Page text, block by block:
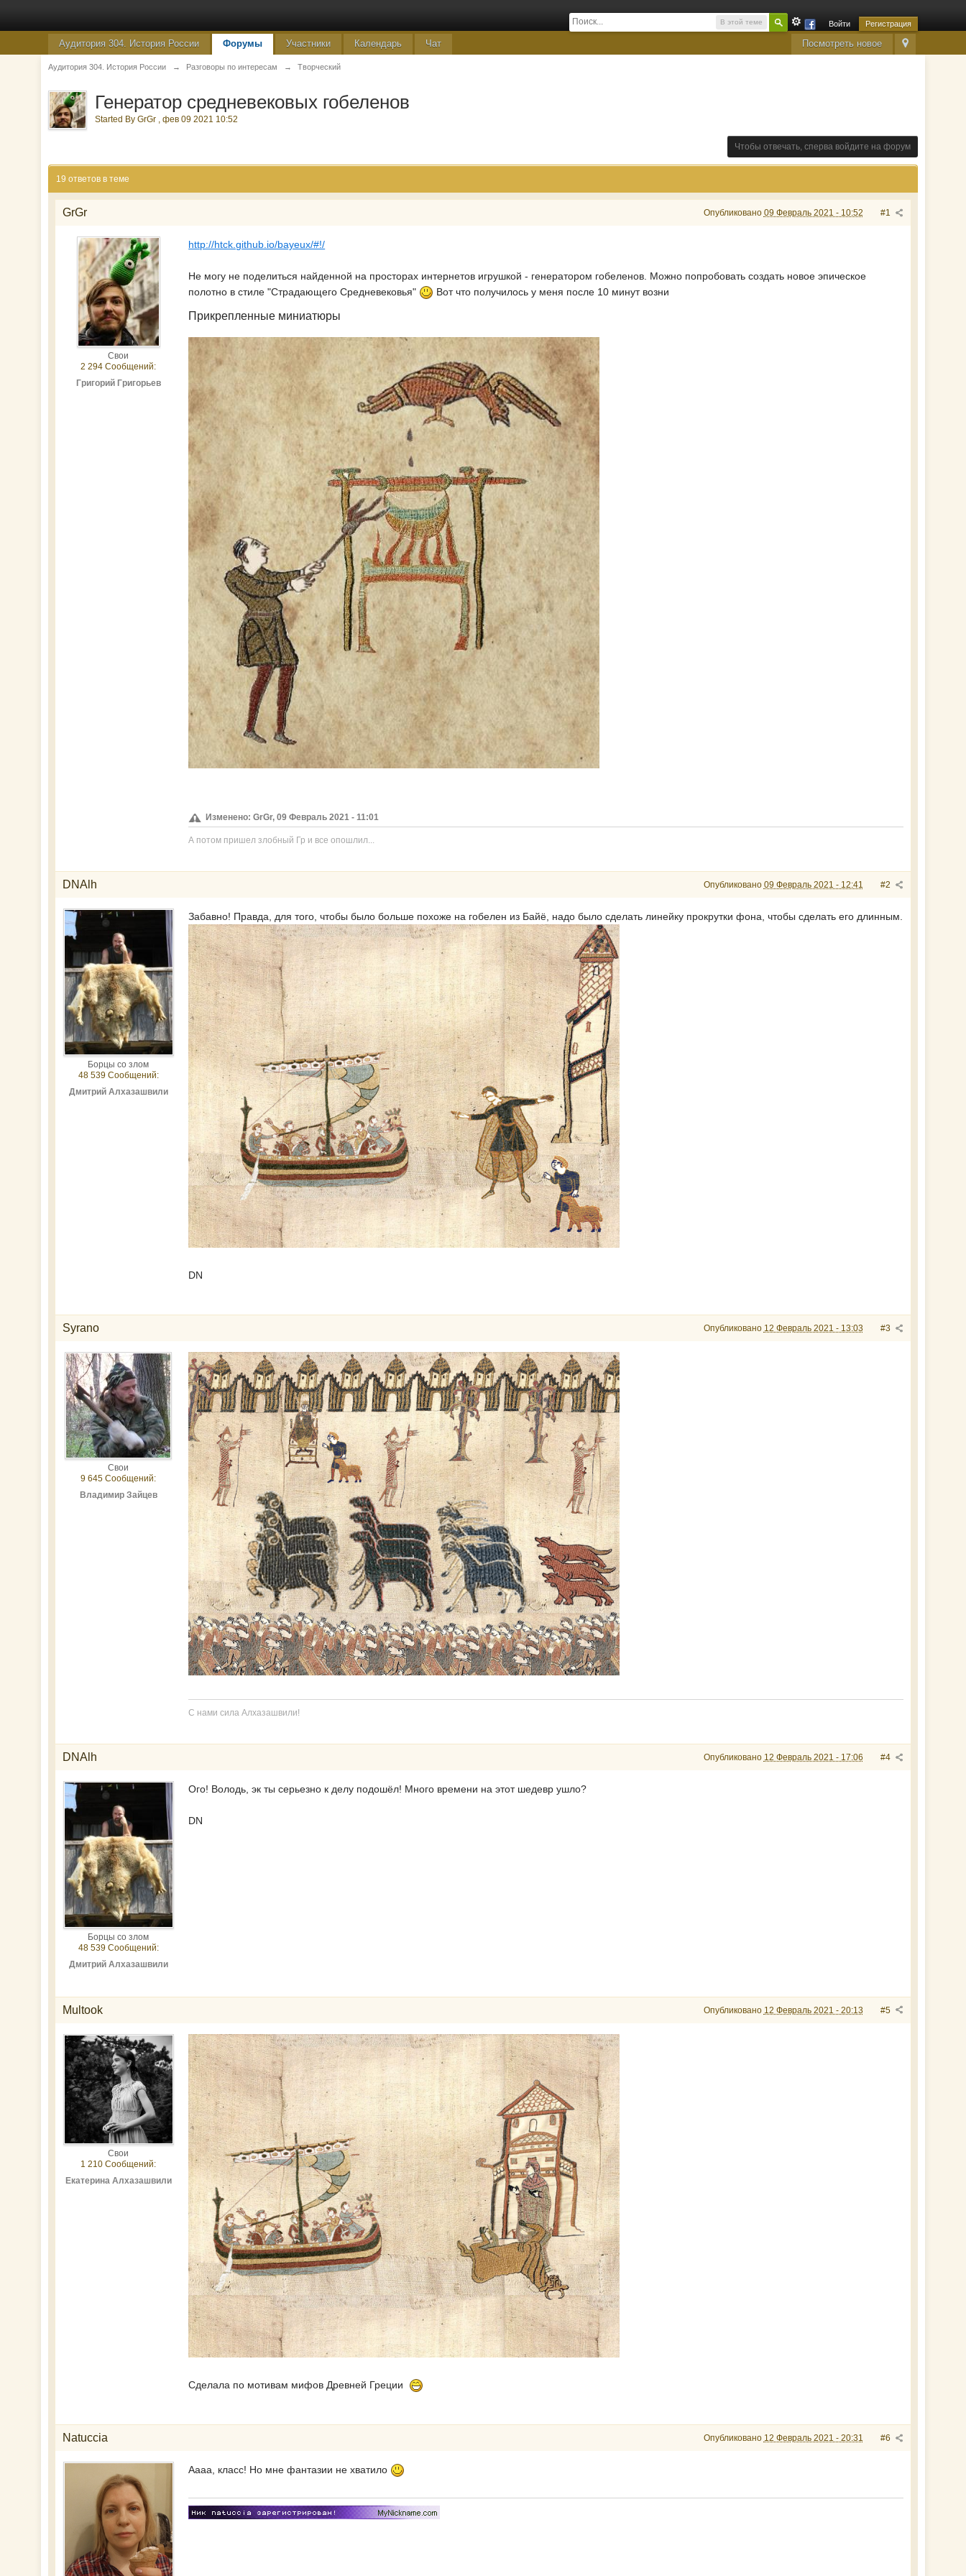
В этой теме Войти Регистрация
Посмотреть новое
Аудитория 304. История России Форумы Участники Календарь Чат
Аудитория 304. История России → Разговоры по интересам → Творческий
Генератор средневековых гобеленов
Started ByGrGr ,фев 09 2021 10:52
Чтобы отвечать, сперва войдите на форум
19 ответов в теме
#1
GrGr Опубликовано 09 Февраль 2021 - 10:52
Свои
2 294 Сообщений:
Григорий Григорьев
http://htck.github.io/bayeux/#!/
Не могу не поделиться найденной на просторах интернетов игрушкой - генератором гобеленов. Можно попробовать создать новое эпическое
полотно в стиле "Страдающего Средневековья"
Вот что получилось у меня после 10 минут возни
Прикрепленные миниатюры
Изменено: GrGr, 09 Февраль 2021 - 11:01
А потом пришел злобный Гр и все опошлил...
#2
DNAlh Опубликовано 09 Февраль 2021 - 12:41
Борцы со злом
48 539 Сообщений:
Дмитрий Алхазашвили
Забавно! Правда, для того, чтобы было больше похоже на гобелен из Байё, надо было сделать линейку прокрутки фона, чтобы сделать его длинным.
DN
#3
Syrano Опубликовано 12 Февраль 2021 - 13:03
Свои
9 645 Сообщений:
Владимир Зайцев
С нами сила Алхазашвили!
#4
DNAlh Опубликовано 12 Февраль 2021 - 17:06
Борцы со злом
48 539 Сообщений:
Дмитрий Алхазашвили
Ого! Володь, эк ты серьезно к делу подошёл! Много времени на этот шедевр ушло?
DN
#5
Multook Опубликовано 12 Февраль 2021 - 20:13
Свои
1 210 Сообщений:
Екатерина Алхазашвили
Сделала по мотивам мифов Древней Греции
#6
Natuccia Опубликовано 12 Февраль 2021 - 20:31
Аааа, класс! Но мне фантазии не хватило